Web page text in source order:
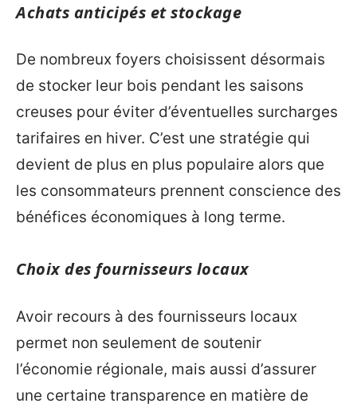
Achats anticipés et stockage
De nombreux foyers choisissent désormais
de stocker leur bois pendant les saisons
creuses pour éviter d’éventuelles surcharges
tarifaires en hiver. C’est une stratégie qui
devient de plus en plus populaire alors que
les consommateurs prennent conscience des
bénéfices économiques à long terme.
Choix des fournisseurs locaux
Avoir recours à des fournisseurs locaux
permet non seulement de soutenir
l’économie régionale, mais aussi d’assurer
une certaine transparence en matière de